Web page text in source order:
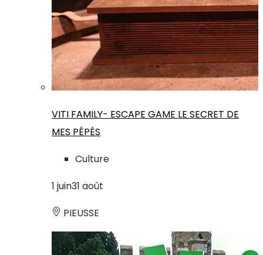
VITI FAMILY- ESCAPE GAME LE SECRET DE
MES PÉPÉS
Culture
1 juin31 août
PIEUSSE